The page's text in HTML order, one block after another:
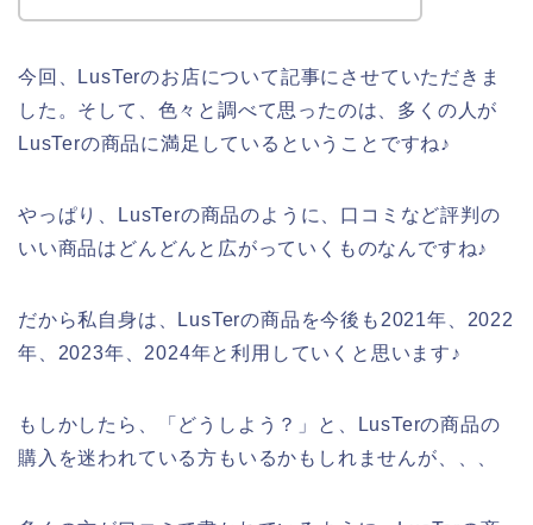
今回、LusTerのお店について記事にさせていただきま
した。そして、色々と調べて思ったのは、多くの人が
LusTerの商品に満足しているということですね♪
やっぱり、LusTerの商品のように、口コミなど評判の
いい商品はどんどんと広がっていくものなんですね♪
だから私自身は、LusTerの商品を今後も2021年、2022
年、2023年、2024年と利用していくと思います♪
もしかしたら、「どうしよう？」と、LusTerの商品の
購入を迷われている方もいるかもしれませんが、、、